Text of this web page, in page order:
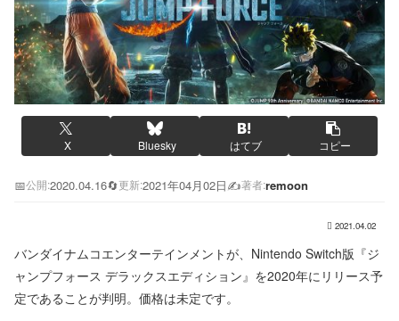
X Bluesky はてブ コピー
📅公開:2020.04.16🔄更新:2021年04月02日✍️著者:remoon
2021.04.02
バンダイナムコエンターテインメントが、Nintendo Switch版『ジ
ャンプフォース デラックスエディション』を2020年にリリース予
定であることが判明。価格は未定です。